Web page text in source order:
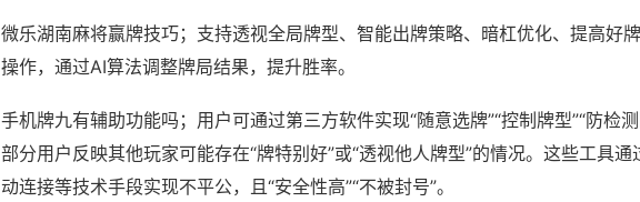
微乐湖南麻将赢牌技巧；支持透视全局牌型、智能出牌策略、暗杠优化、提高好
操作，通过AI算法调整牌局结果，提升胜率。
手机牌九有辅助功能吗；用户可通过第三方软件实现“随意选牌”“控制牌型”“防检测
部分用户反映其他玩家可能存在“牌特别好”或“透视他人牌型”的情况。这些工具通
动连接等技术手段实现不平公，且“安全性高”“不被封号”。